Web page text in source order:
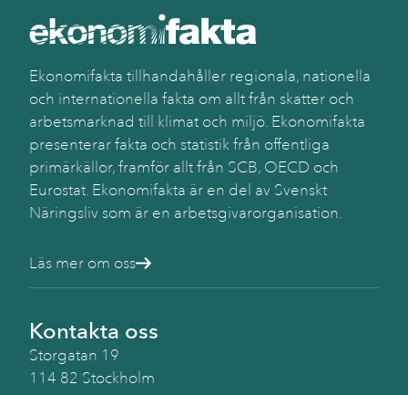
Ekonomifakta tillhandahåller regionala, nationella
och internationella fakta om allt från skatter och
arbetsmarknad till klimat och miljö. Ekonomifakta
presenterar fakta och statistik från offentliga
primärkällor, framför allt från SCB, OECD och
Eurostat. Ekonomifakta är en del av Svenskt
Näringsliv som är en arbetsgivarorganisation.
Läs mer om oss
Kontakta oss
Storgatan 19
114 82 Stockholm